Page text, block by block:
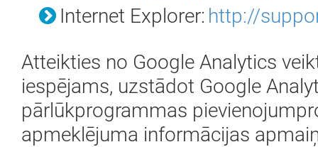
Internet Explorer: http://
Atteikties no Google Analytics
iespējams, uzstādot Google
pārlūkprogrammas
apmeklējuma informācijas